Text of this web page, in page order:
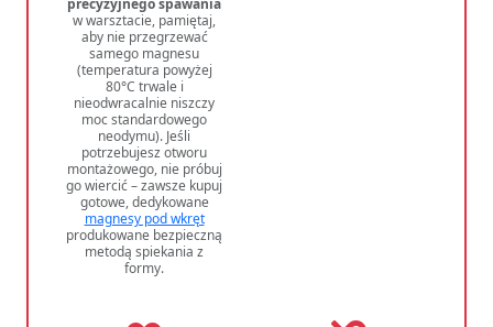
precyzyjnego spawania
w warsztacie, pamiętaj,
aby nie przegrzewać
samego magnesu
(temperatura powyżej
80°C trwale i
nieodwracalnie niszczy
moc standardowego
neodymu). Jeśli
potrzebujesz otworu
montażowego, nie próbuj
go wiercić – zawsze kupuj
gotowe, dedykowane
magnesy pod wkręt
produkowane bezpieczną
metodą spiekania z
formy.